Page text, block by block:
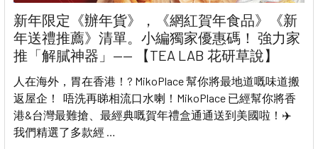
新年限定《辦年貨》，《網紅賀年食品》《新
年送禮推薦》清單。小編獨家優惠碼！ 強力家
推「解膩神器」—— 【TEA LAB 花研草說】
人在海外，胃在香港！? MikoPlace 幫你將最地道嘅味道搬
返屋企！ 唔洗再睇相流口水喇！MikoPlace 已經幫你將香
港&台灣最難搶、最經典嘅賀年禮盒通通送到美國啦！✈️
我們精選了多款經 …